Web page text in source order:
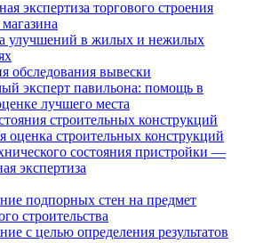
экспертиза торгового строения
улучшений в жилых и нежилых
обследования вывески
эксперт павильона: помощь в
лучшего места
строительных конструкций
оценка строительных конструкций
состояния пристройки —
экспертиза
подпорных стен на предмет
строительства
с целью определения результатов